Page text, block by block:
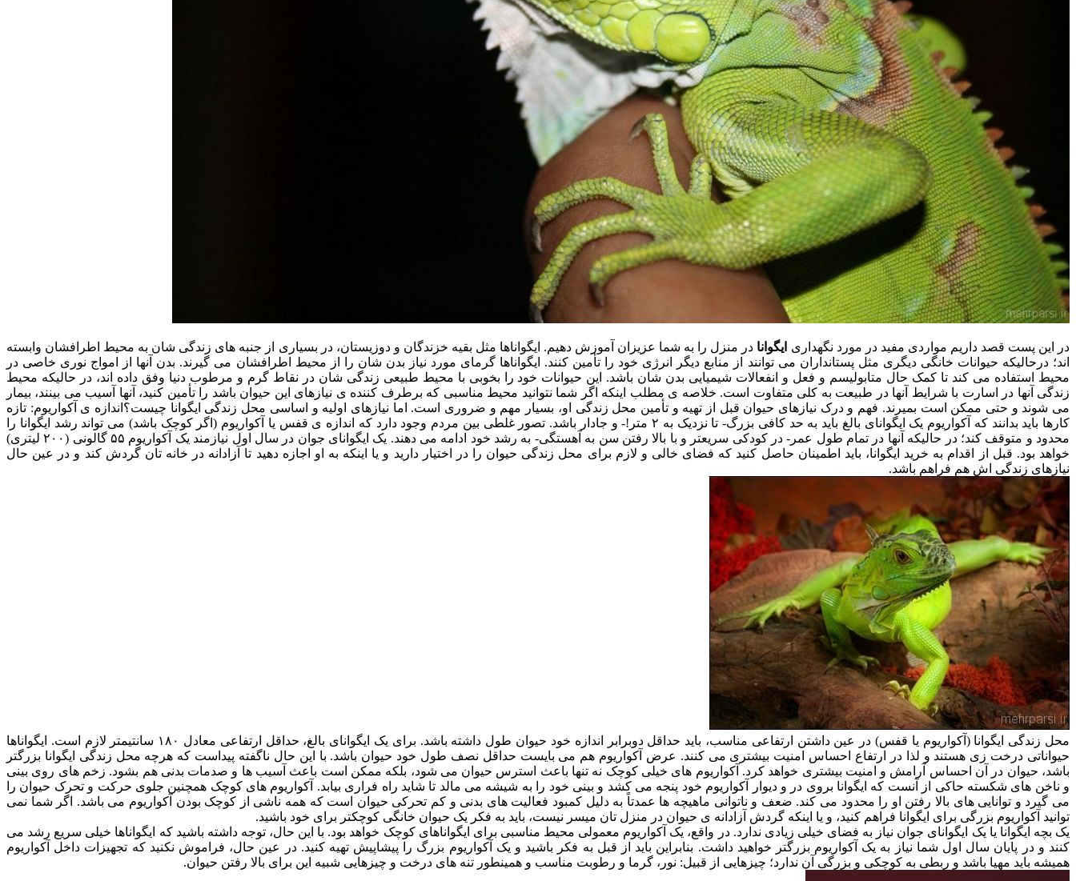
در این پست قصد داریم مواردی مفید در مورد نگهداری ایگوانا در منزل را به شما عزیزان آموزش دهیم. ایگواناها مثل بقیه خزندگان و دوزیستان، در بسیاری از جنبه های زندگی شان به محیط اطرافشان وابسته
اند؛ درحالیکه حیوانات خانگی دیگری مثل پستانداران می توانند از منابع دیگر انرژی خود را تأمین کنند. ایگواناها گرمای مورد نیاز بدن شان را از محیط اطرافشان می گیرند. بدن آنها از امواج نوری خاصی در
محیط استفاده می کند تا کمک حال متابولیسم و فعل و انفعالات شیمیایی بدن شان باشد. این حیوانات خود را بخوبی با محیط طبیعی زندگی شان در نقاط گرم و مرطوب دنیا وفق داده اند، در حالیکه محیط
زندگی آنها در اسارت با شرایط آنها در طبیعت به کلی متفاوت است. خلاصه ی مطلب اینکه اگر شما نتوانید محیط مناسبی که برطرف کننده ی نیازهای این حیوان باشد را تأمین کنید، آنها آسیب می بینند، بیمار
می شوند و حتی ممکن است بمیرند. فهم و درک نیازهای حیوان قبل از تهیه و تأمین محل زندگی او، بسیار مهم و ضروری است. اما نیازهای اولیه و اساسی محل زندگی ایگوانا چیست؟اندازه ی آکواریوم: تازه
کارها باید بدانند که آکواریوم یک ایگوانای بالغ باید به حد کافی بزرگ- تا نزدیک به ۲ متر!- و جادار باشد. تصور غلطی بین مردم وجود دارد که اندازه ی قفس یا آکواریوم (اگر کوچک باشد) می تواند رشد ایگوانا را
محدود و متوقف کند؛ در حالیکه آنها در تمام طول عمر- در کودکی سریعتر و با بالا رفتن سن به آهستگی- به رشد خود ادامه می دهند. یک ایگوانای جوان در سال اول نیازمند یک آکواریوم ۵۵ گالونی (۲۰۰ لیتری)
خواهد بود. قبل از اقدام به خرید ایگوانا، باید اطمینان حاصل کنید که فضای خالی و لازم برای محل زندگی حیوان را در اختیار دارید و یا اینکه به او اجازه دهید تا آزادانه در خانه تان گردش کند و در عین حال
نیازهای زندگی اش هم فراهم باشد.
محل زندگی ایگوانا (آکواریوم یا قفس) در عین داشتن ارتفاعی مناسب، باید حداقل دوبرابر اندازه خود حیوان طول داشته باشد. برای یک ایگوانای بالغ، حداقل ارتفاعی معادل ۱۸۰ سانتیمتر لازم است. ایگواناها
حیواناتی درخت زی هستند و لذا در ارتفاع احساس امنیت بیشتری می کنند. عرض آکواریوم هم می بایست حداقل نصف طول خود حیوان باشد. با این حال ناگفته پیداست که هرچه محل زندگی ایگوانا بزرگتر
باشد، حیوان در آن احساس آرامش و امنیت بیشتری خواهد کرد. آکواریوم های خیلی کوچک نه تنها باعث استرس حیوان می شود، بلکه ممکن است باعث آسیب ها و صدمات بدنی هم بشود. زخم های روی بینی
و ناخن های شکسته حاکی از آنست که ایگوانا بروی در و دیوار آکواریوم خود پنجه می کشد و بینی خود را به شیشه می مالد تا شاید راه فراری بیابد. آکواریوم های کوچک همچنین جلوی حرکت و تحرک حیوان را
می گیرد و توانایی های بالا رفتن او را محدود می کند. ضعف و ناتوانی ماهیچه ها عمدتاً به دلیل کمبود فعالیت های بدنی و کم تحرکی حیوان است که همه ناشی از کوچک بودن آکواریوم می باشد. اگر شما نمی
توانید آکواریوم بزرگی برای ایگوانا فراهم کنید، و یا اینکه گردش آزادانه ی حیوان در منزل تان میسر نیست، باید به فکر یک حیوان خانگی کوچکتر برای خود باشید.
یک بچه ایگوانا یا یک ایگوانای جوان نیاز به فضای خیلی زیادی ندارد. در واقع، یک آکواریوم معمولی محیط مناسبی برای ایگواناهای کوچک خواهد بود. با این حال، توجه داشته باشید که ایگواناها خیلی سریع رشد می
کنند و در پایان سال اول شما نیاز به یک آکواریوم بزرگتر خواهید داشت. بنابراین باید از قبل به فکر باشید و یک آکواریوم بزرگ را پیشاپیش تهیه کنید. در عین حال، فراموش نکنید که تجهیزات داخل آکواریوم
همیشه باید مهیا باشد و ربطی به کوچکی و بزرگی آن ندارد؛ چیزهایی از قبیل: نور، گرما و رطوبت مناسب و همینطور تنه های درخت و چیزهایی شبیه این برای بالا رفتن حیوان.